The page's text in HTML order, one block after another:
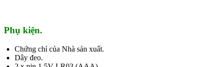
Phụ kiện.
Chứng chỉ của Nhà sản xuất.
Dây đeo.